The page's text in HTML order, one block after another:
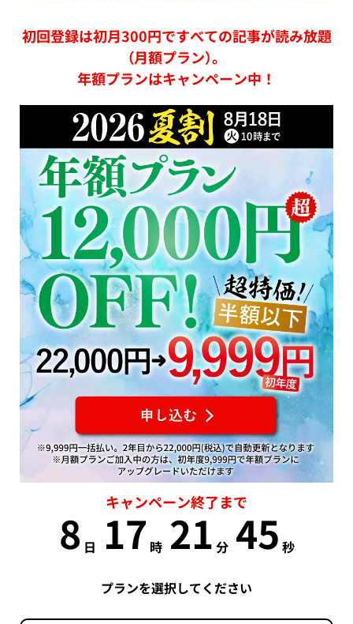
初回登録は初月300円ですべての記事が読み放題
（月額プラン）。
年額プランはキャンペーン中！
キャンペーン終了まで
8 日 17 時 21 分 45 秒
プランを選択してください